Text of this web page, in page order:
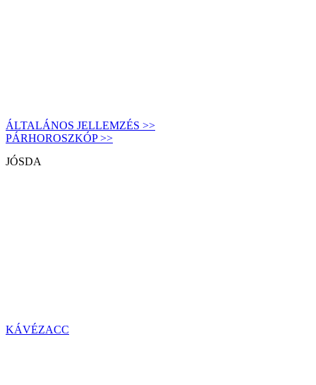
ÁLTALÁNOS JELLEMZÉS >>
PÁRHOROSZKÓP >>
JÓSDA
KÁVÉZACC